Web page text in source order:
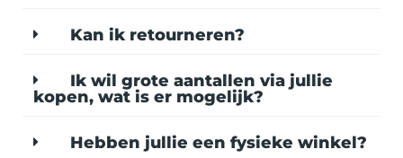
Kan ik retourneren?
Ik wil grote aantallen via jullie
kopen, wat is er mogelijk?
Hebben jullie een fysieke winkel?